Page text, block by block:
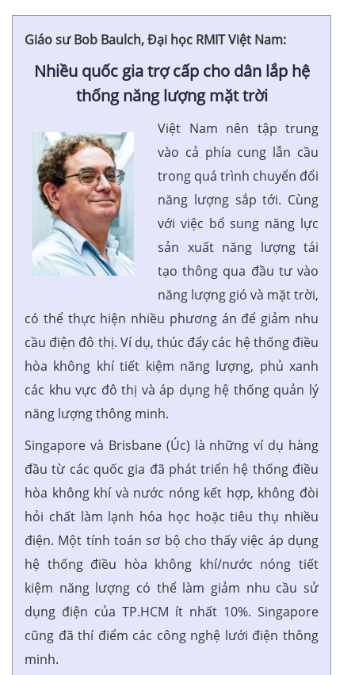
Giáo sư Bob Baulch, Đại học RMIT Việt Nam:
Nhiều quốc gia trợ cấp cho dân lắp hệ
thống năng lượng mặt trời
Việt Nam nên tập trung
vào cả phía cung lẫn cầu
trong quá trình chuyển đổi
năng lượng sắp tới. Cùng
với việc bổ sung năng lực
sản xuất năng lượng tái
tạo thông qua đầu tư vào
năng lượng gió và mặt trời,
có thể thực hiện nhiều phương án để giảm nhu
cầu điện đô thị. Ví dụ, thúc đẩy các hệ thống điều
hòa không khí tiết kiệm năng lượng, phủ xanh
các khu vực đô thị và áp dụng hệ thống quản lý
năng lượng thông minh.
Singapore và Brisbane (Úc) là những ví dụ hàng
đầu từ các quốc gia đã phát triển hệ thống điều
hòa không khí và nước nóng kết hợp, không đòi
hỏi chất làm lạnh hóa học hoặc tiêu thụ nhiều
điện. Một tính toán sơ bộ cho thấy việc áp dụng
hệ thống điều hòa không khí/nước nóng tiết
kiệm năng lượng có thể làm giảm nhu cầu sử
dụng điện của TP.HCM ít nhất 10%. Singapore
cũng đã thí điểm các công nghệ lưới điện thông
minh.